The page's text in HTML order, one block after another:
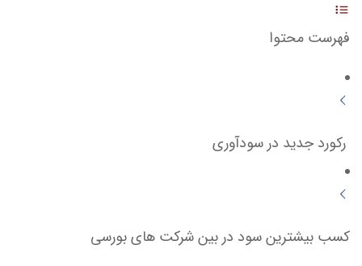
فهرست محتوا
رکورد جدید در سودآوری
کسب بیشترین سود در بین شرکت های بورسی